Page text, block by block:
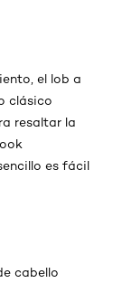
el lob a
clásico
resaltar la
es fácil
cabello